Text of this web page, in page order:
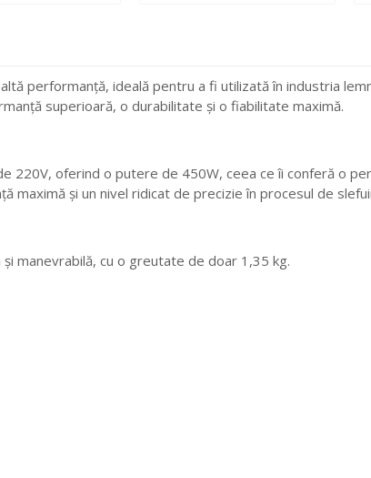
performanță, ideală pentru a fi utilizată în industria
superioară, o durabilitate și o fiabilitate maximă.
220V, oferind o putere de 450W, ceea ce îi conferă o
maximă și un nivel ridicat de precizie în procesul de
manevrabilă, cu o greutate de doar 1,35 kg.